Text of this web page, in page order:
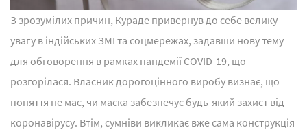
З зрозумілих причин, Кураде привернув до себе велику
увагу в індійських ЗМІ та соцмережах, задавши нову тему
для обговорення в рамках пандемії COVID-19, що
розгорілася. Власник дорогоцінного виробу визнає, що
поняття не має, чи маска забезпечує будь-який захист від
коронавірусу. Втім, сумніви викликає вже сама конструкція